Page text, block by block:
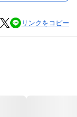
リンクをコピー